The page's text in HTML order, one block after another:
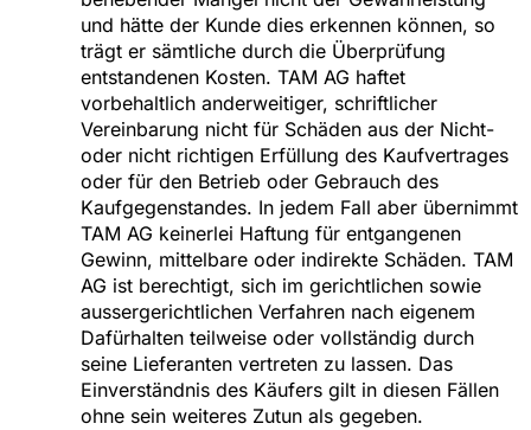
und hätte der Kunde dies erkennen können, so
trägt er sämtliche durch die Überprüfung
entstandenen Kosten. TAM AG haftet
vorbehaltlich anderweitiger, schriftlicher
Vereinbarung nicht für Schäden aus der Nicht-
oder nicht richtigen Erfüllung des Kaufvertrages
oder für den Betrieb oder Gebrauch des
Kaufgegenstandes. In jedem Fall aber übernimmt
TAM AG keinerlei Haftung für entgangenen
Gewinn, mittelbare oder indirekte Schäden. TAM
AG ist berechtigt, sich im gerichtlichen sowie
aussergerichtlichen Verfahren nach eigenem
Dafürhalten teilweise oder vollständig durch
seine Lieferanten vertreten zu lassen. Das
Einverständnis des Käufers gilt in diesen Fällen
ohne sein weiteres Zutun als gegeben.